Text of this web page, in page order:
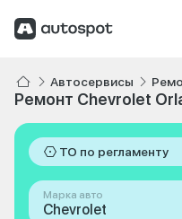
Автосервисы
Ремонт Chevrolet
ТО по регламенту
Марка авто
Chevrolet